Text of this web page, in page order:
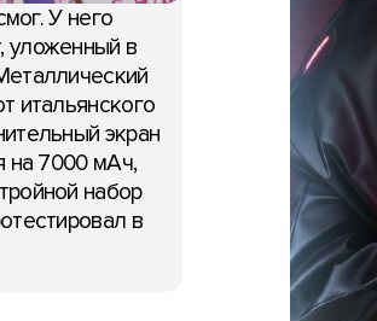
2023
Чудеса! Apple намерена
обновлять ПО iPhone,
вскрывая коробки
10:56, 16 октября 2023
У него
уложенный в
итальянского
экран
на 7000 мАч,
набор
в